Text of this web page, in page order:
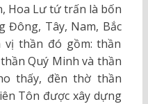
Hoa Lư tứ trấn là bốn
Đông, Tây, Nam, Bắc
vị thần đó gồm: thần
Quý Minh và thần
thấy, đền thờ thần
Tôn được xây dựng